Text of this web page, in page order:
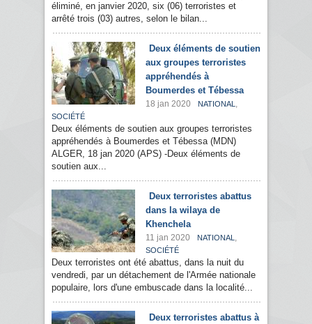
éliminé, en janvier 2020, six (06) terroristes et
arrêté trois (03) autres, selon le bilan...
Deux éléments de soutien
aux groupes terroristes
appréhendés à
Boumerdes et Tébessa
18 jan 2020 NATIONAL ,
SOCIÉTÉ
Deux éléments de soutien aux groupes terroristes
appréhendés à Boumerdes et Tébessa (MDN)
ALGER, 18 jan 2020 (APS) -Deux éléments de
soutien aux...
Deux terroristes abattus
dans la wilaya de
Khenchela
11 jan 2020 NATIONAL ,
SOCIÉTÉ
Deux terroristes ont été abattus, dans la nuit du
vendredi, par un détachement de l'Armée nationale
populaire, lors d'une embuscade dans la localité...
Deux terroristes abattus à